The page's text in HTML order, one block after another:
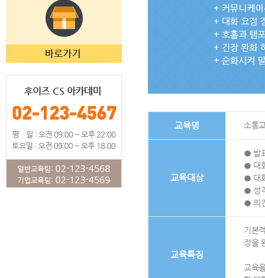
교육명 소통
교육대상
● 발
● 대
● 대
● 성
● 의
교육특징
기본
장을
교육